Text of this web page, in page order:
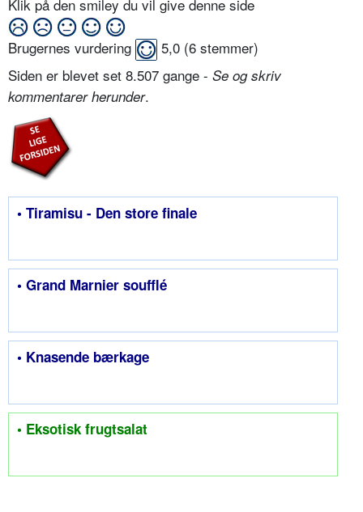
Klik på den smiley du vil give denne side
Brugernes vurdering 5,0 (6 stemmer)
Siden er blevet set 8.507 gange - Se og skriv
kommentarer herunder.
• Tiramisu - Den store finale
• Grand Marnier soufflé
• Knasende bærkage
• Eksotisk frugtsalat